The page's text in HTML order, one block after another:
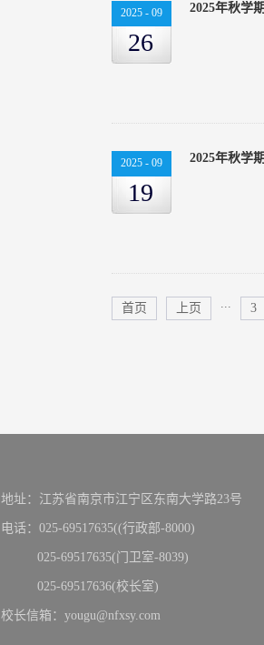
2025 - 09
26
2025年秋学
2025 - 09
19
2025年秋学
首页 上页 ... 3
地址：江苏省南京市江宁区东南大学路23号
电话：025-69517635((行政部-8000)
025-69517635(门卫室-8039)
025-69517636(校长室)
校长信箱：yougu@nfxsy.com